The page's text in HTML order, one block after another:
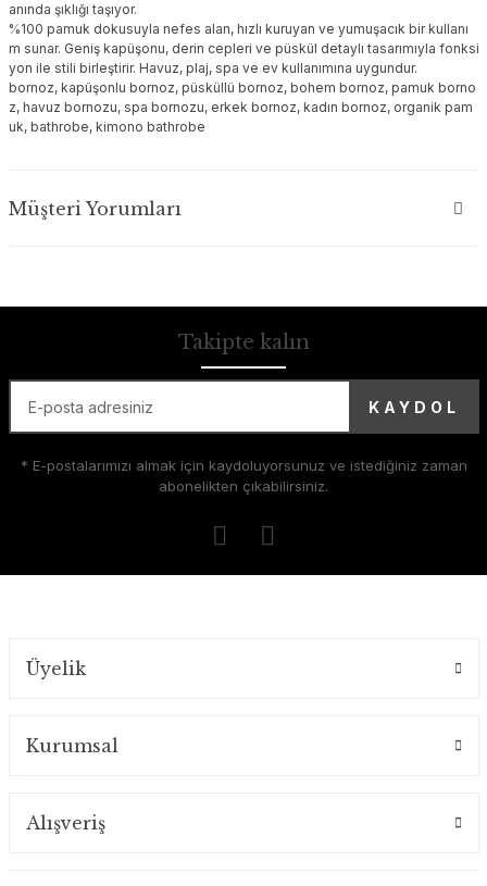
anında şıklığı taşıyor.
%100 pamuk dokusuyla nefes alan, hızlı kuruyan ve yumuşacık bir kullanı
m sunar. Geniş kapüşonu, derin cepleri ve püskül detaylı tasarımıyla fonksi
yon ile stili birleştirir. Havuz, plaj, spa ve ev kullanımına uygundur.
bornoz, kapüşonlu bornoz, püsküllü bornoz, bohem bornoz, pamuk borno
z, havuz bornozu, spa bornozu, erkek bornoz, kadın bornoz, organik pam
uk, bathrobe, kimono bathrobe
Müşteri Yorumları
Takipte kalın
KAYDOL
* E-postalarımızı almak için kaydoluyorsunuz ve istediğiniz zaman
abonelikten çıkabilirsiniz.
Üyelik
Kurumsal
Alışveriş